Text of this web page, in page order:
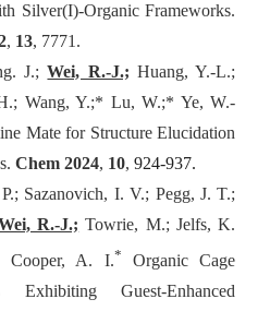
Silver(I)-Organic Frameworks.
, 13, 7771.
J.;Wei, R.-J.; Huang, Y.-L.;
Wang, Y.;* Lu, W.;* Ye, W.-
Mate for Structure Elucidation
Chem 2024, 10, 924-937.
Sazanovich, I. V.; Pegg, J. T.;
R.-J.; Towrie, M.; Jelfs, K.
A. I.*
Organic Cage
Exhibiting Guest-Enhanced